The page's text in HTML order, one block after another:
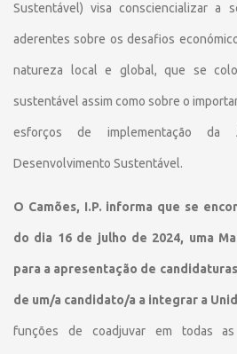
Sustentável) visa consciencializar a
aderentes sobre os desafios
natureza local e global, que se
sustentável assim como sobre o
esforços de implementação
Desenvolvimento Sustentável.
O Camões, I.P. informa que se
do dia 16 de julho de 2024, uma
para a apresentação de
de um/a candidato/a a integrar a
funções de coadjuvar em todas